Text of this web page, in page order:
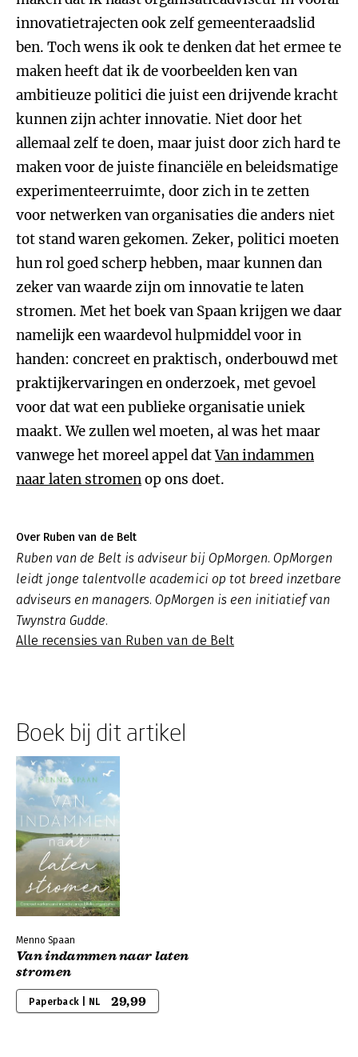
innovatietrajecten ook zelf gemeenteraadslid
ben. Toch wens ik ook te denken dat het ermee te
maken heeft dat ik de voorbeelden ken van
ambitieuze politici die juist een drijvende kracht
kunnen zijn achter innovatie. Niet door het
allemaal zelf te doen, maar juist door zich hard te
maken voor de juiste financiële en beleidsmatige
experimenteerruimte, door zich in te zetten
voor netwerken van organisaties die anders niet
tot stand waren gekomen. Zeker, politici moeten
hun rol goed scherp hebben, maar kunnen dan
zeker van waarde zijn om innovatie te laten
stromen. Met het boek van Spaan krijgen we daar
namelijk een waardevol hulpmiddel voor in
handen: concreet en praktisch, onderbouwd met
praktijkervaringen en onderzoek, met gevoel
voor dat wat een publieke organisatie uniek
maakt. We zullen wel moeten, al was het maar
vanwege het moreel appel datVan indammen
naar laten stromenop ons doet.
Over Ruben van de Belt
Ruben van de Belt is adviseur bij OpMorgen. OpMorgen
leidt jonge talentvolle academici op tot breed inzetbare
adviseurs en managers. OpMorgen is een initiatief van
Twynstra Gudde.
Alle recensies van Ruben van de Belt
Boek bij dit artikel
Menno Spaan
Van indammen naar laten
stromen
Paperback | NL 29,99